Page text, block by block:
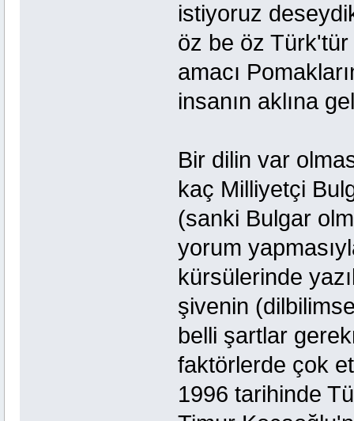
istiyoruz
öz be öz
amacı
insanın aklına
Bir dilin var
kaç Milliyetçi
(sanki Bulgar
yorum
kürsülerinde
şivenin
belli şartlar
faktörlerde çok
1996 tarihinde